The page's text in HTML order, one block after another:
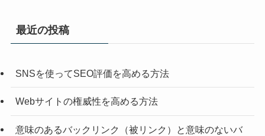
最近の投稿
SNSを使ってSEO評価を高める方法
Webサイトの権威性を高める方法
意味のあるバックリンク（被リンク）と意味のないバ